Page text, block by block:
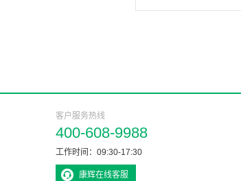
客户服务热线
400-608-9988
工作时间：09:30-17:30
康辉在线客服